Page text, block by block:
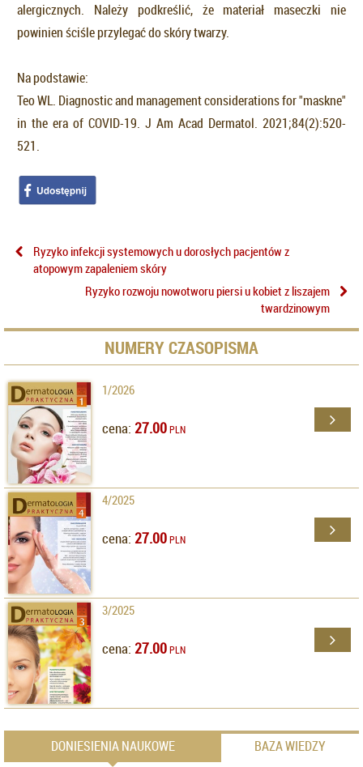
alergicznych. Należy podkreślić, że materiał maseczki nie
powinien ściśle przylegać do skóry twarzy.
Na podstawie:
Teo WL. Diagnostic and management considerations for "maskne"
in the era of COVID-19. J Am Acad Dermatol. 2021;84(2):520-
521.
Ryzyko infekcji systemowych u dorosłych pacjentów z
atopowym zapaleniem skóry
Ryzyko rozwoju nowotworu piersi u kobiet z liszajem
twardzinowym
NUMERY CZASOPISMA
1/2026
cena: 27.00PLN
4/2025
cena: 27.00PLN
3/2025
cena: 27.00PLN
DONIESIENIA NAUKOWE BAZA WIEDZY